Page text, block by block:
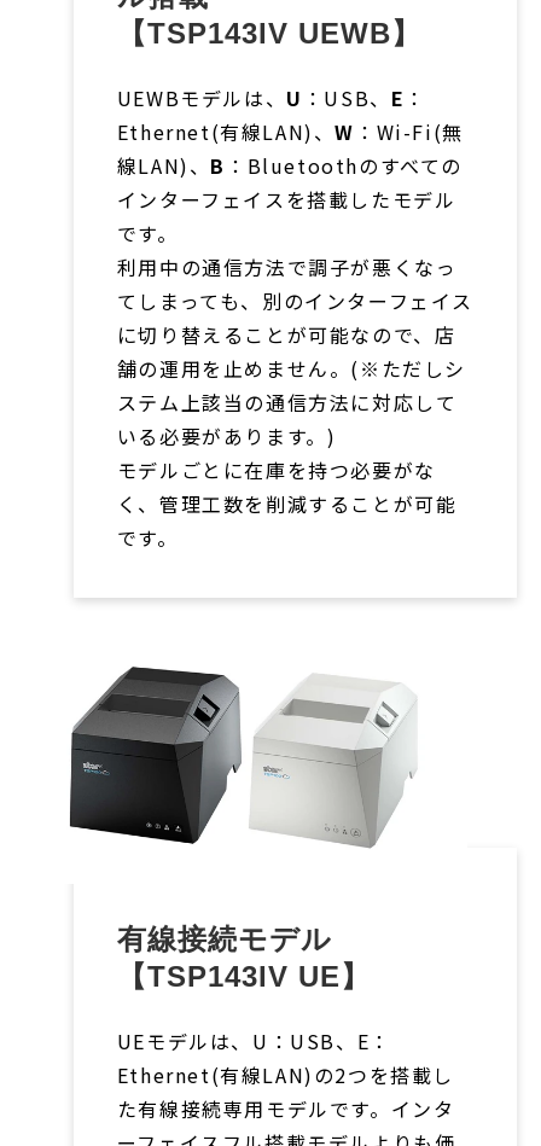
【TSP143IV UEWB】
UEWBモデルは、 U ：USB、 E ：
Ethernet(有線LAN)、W ：Wi-Fi(無
線LAN)、 B ：Bluetoothのすべての
インターフェイスを搭載したモデル
です。
利用中の通信方法で調子が悪くなっ
てしまっても、別のインターフェイス
に切り替えることが可能なので、店
舗の運用を止めません。(※ただしシ
ステム上該当の通信方法に対応して
いる必要があります。)
モデルごとに在庫を持つ必要がな
く、管理工数を削減することが可能
です。
有線接続モデル
【TSP143IV UE】
UEモデルは、U：USB、E：
Ethernet(有線LAN)の2つを搭載し
た有線接続専用モデルです。インタ